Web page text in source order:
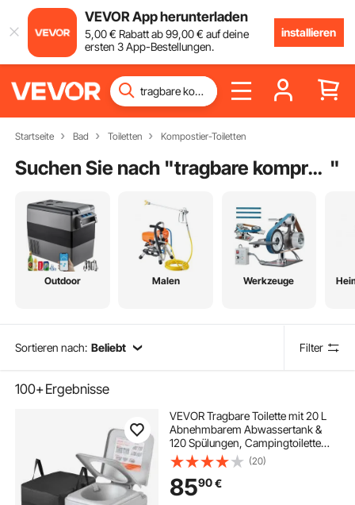
VEVOR App herunterladen
5,00€ Rabatt ab99,00€ auf deine
ersten 3 App-Bestellungen.
installieren
Startseite Bad Toiletten Kompostier-Toiletten
Suchen Sie nach " tragbare kompressoren "
Outdoor Malen Werkzeuge
Sortieren nach: Beliebt Filter
100+Ergebnisse
VEVOR Tragbare Toilette mit 20 L
Abnehmbarem Abwassertank &
120 Spülungen, Campingtoilette
Reisetoilette mit Füllstandsanzeige,
Geeignet für Wohnmobilreisen
Camping Wandern Bootsfahrten
Ausflüge
(20)
8590€